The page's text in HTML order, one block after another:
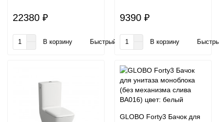
22380 ₽
В корзину Быстрый заказ
9390 ₽
В корзину
GLOBO Forty3 Бачок для